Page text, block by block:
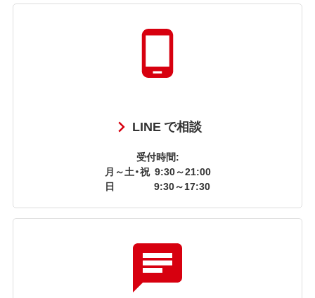
LINE で相談
受付時間:
月～土・祝 9:30～21:00
日
9:30～17:30